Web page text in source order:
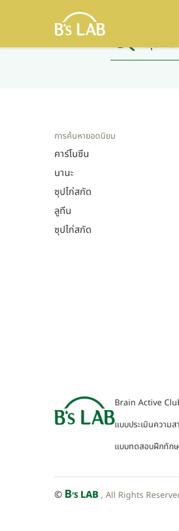
การค้นหายอดนิยม
คาร์โนซีน
นานะ
ซุปไก่สกัด
ลูทีน
ซุปไก่สกัด
Brain Active
แบบประเมินความ
แบบทดสอบฝึกทัก
© B’S LAB , All Rights